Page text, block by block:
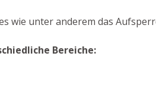
wie unter anderem das
Bereiche: